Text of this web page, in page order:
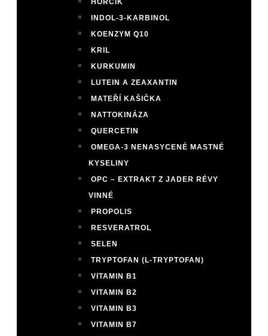
HOŘČÍK
INDOL-3-KARBINOL
KOENZYM Q10
KRIL
KURKUMIN
LUTEIN A ZEAXANTIN
MATEŘÍ KAŠIČKA
NATTOKINÁZA
QUERCETIN
OMEGA-3 NENASYCENÉ MASTNÉ
KYSELINY
OPC – EXTRAKT Z JADER RÉVY
VINNÉ
PROPOLIS
RESVERATROL
SELEN
TRYPTOFAN (L-TRYPTOFAN)
VITAMIN B1
VITAMIN B2
VITAMIN B3
VITAMIN B7